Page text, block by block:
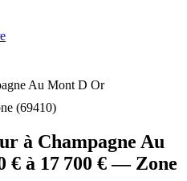
Au Mont D Or
(69410)
à Champagne Au
€ à 17 700 € — Zone